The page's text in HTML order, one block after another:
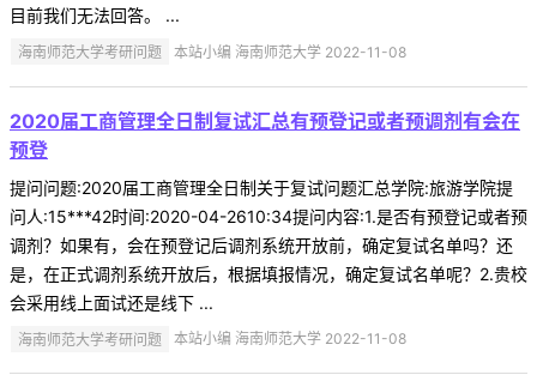
目前我们无法回答。 ...
海南师范大学考研问题 本站小编 海南师范大学 2022-11-08
2020届工商管理全日制复试汇总有预登记或者预调剂有会在
预登
提问问题:2020届工商管理全日制关于复试问题汇总学院:旅游学院提
问人:15***42时间:2020-04-2610:34提问内容:1.是否有预登记或者预
调剂？如果有，会在预登记后调剂系统开放前，确定复试名单吗？还
是，在正式调剂系统开放后，根据填报情况，确定复试名单呢？2.贵校
会采用线上面试还是线下 ...
海南师范大学考研问题 本站小编 海南师范大学 2022-11-08